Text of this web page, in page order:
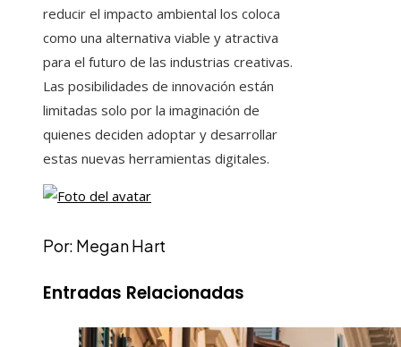
reducir el impacto ambiental los coloca
como una alternativa viable y atractiva
para el futuro de las industrias creativas.
Las posibilidades de innovación están
limitadas solo por la imaginación de
quienes deciden adoptar y desarrollar
estas nuevas herramientas digitales.
Por: Megan Hart
Entradas Relacionadas